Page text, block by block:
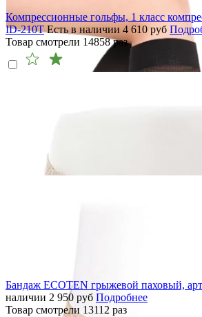
Компрессионные гольфы, 1 класс
ID-210T Есть в наличии 4 610 руб
Товар смотрели 14858раз
Бандаж ECOTEN грыжевой паховый,
наличии 2 950 руб Подробнее
Товар смотрели 13112 раз